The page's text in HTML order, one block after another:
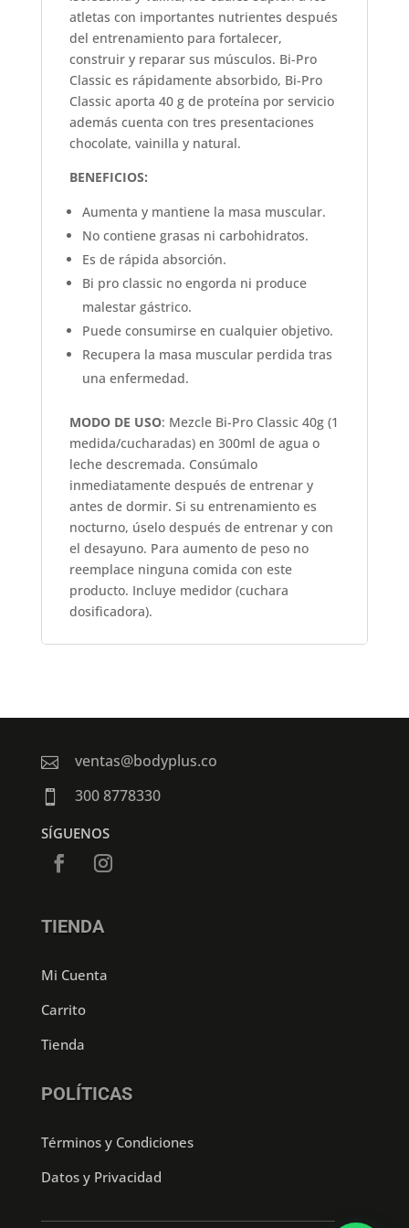
atletas con importantes nutrientes después
del entrenamiento para fortalecer,
construir y reparar sus músculos. Bi-Pro
Classic es rápidamente absorbido, Bi-Pro
Classic aporta 40 g de proteína por servicio
además cuenta con tres presentaciones
chocolate, vainilla y natural.
BENEFICIOS:
Aumenta y mantiene la masa muscular.
No contiene grasas ni carbohidratos.
Es de rápida absorción.
Bi pro classic no engorda ni produce
malestar gástrico.
Puede consumirse en cualquier objetivo.
Recupera la masa muscular perdida tras
una enfermedad.
MODO DE USO: Mezcle Bi-Pro Classic 40g (1
medida/cucharadas) en 300ml de agua o
leche descremada. Consúmalo
inmediatamente después de entrenar y
antes de dormir. Si su entrenamiento es
nocturno, úselo después de entrenar y con
el desayuno. Para aumento de peso no
reemplace ninguna comida con este
producto. Incluye medidor (cuchara
dosificadora).
 ventas@bodyplus.co
 300 8778330
SÍGUENOS
TIENDA
Mi Cuenta
Carrito
Tienda
POLÍTICAS
Términos y Condiciones
Datos y Privacidad